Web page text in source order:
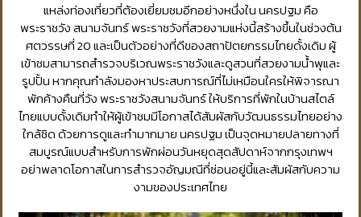
แหล่งท่องเที่ยวที่ต้องเยี่ยมชมอีกอย่างหนึ่งใน นครปฐม คือ
พระราชวัง สนามจันทร์ พระราชวังที่สวยงามแห่งนี้สร้างขึ้นในช่วงต้น
ศตวรรษที่ 20 และเป็นตัวอย่างที่ดีของสถาปัตยกรรมไทยดั้งเดิม ผู้
เข้าชมสามารถสำรวจบริเวณพระราชวังและดูสวนที่สวยงามน้ำพุและ
รูปปั้น หากคุณกำลังมองหาประสบการณ์ที่ไม่เหมือนใครให้พิจารณา
พักค้างคืนที่วัง พระราชวังสนามจันทร์ ให้บริการที่พักในบ้านสไตล์
ไทยแบบดั้งเดิมทำให้ผู้เข้าชมมีโอกาสได้สัมผัสกับวัฒนธรรมไทยอย่าง
ใกล้ชิด ด้วยการดูและทำมากมาย นครปฐม เป็นจุดหมายปลายทางที่
สมบูรณ์แบบสำหรับการพักผ่อนวันหยุดสุดสัปดาห์จากกรุงเทพฯ
อย่าพลาดโอกาสในการสำรวจอัญมณีที่ซ่อนอยู่นี้และสัมผัสกับความ
งามของประเทศไทย